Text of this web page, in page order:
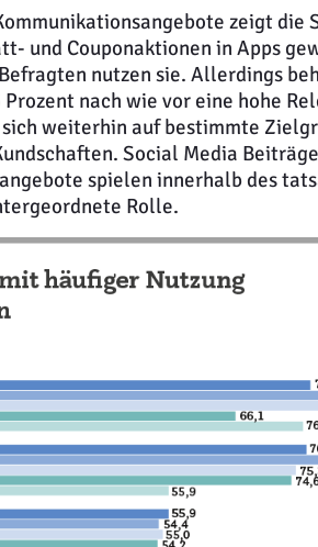
zeigt die
und Couponaktionen in Apps
nutzen sie. Allerdings
nach wie vor eine hohe
weiterhin auf bestimmte
Social Media
spielen innerhalb des
Rolle.